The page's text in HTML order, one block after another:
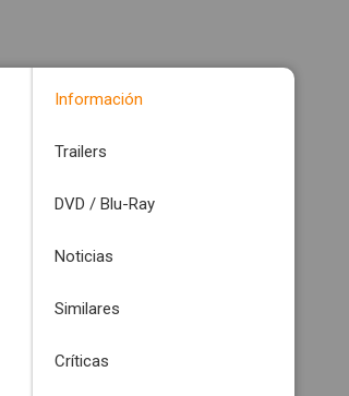
Información
Trailers
DVD / Blu-Ray
Noticias
Similares
Críticas